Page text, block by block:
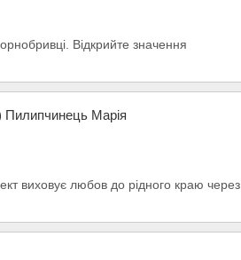
Відкрийте значення
Пилипчинець Марія
виховує любов до рідного краю через